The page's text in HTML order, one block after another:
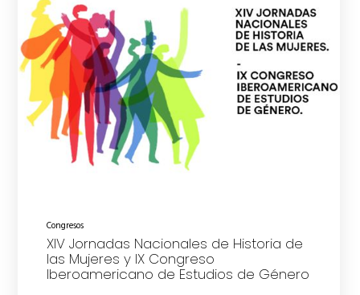
Congresos
XIV Jornadas Nacionales de Historia de
las Mujeres y IX Congreso
Iberoamericano de Estudios de Género